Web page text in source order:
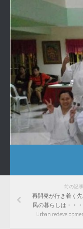
前の記事
再開発が行き着く
民の暮らしは・・
Urban